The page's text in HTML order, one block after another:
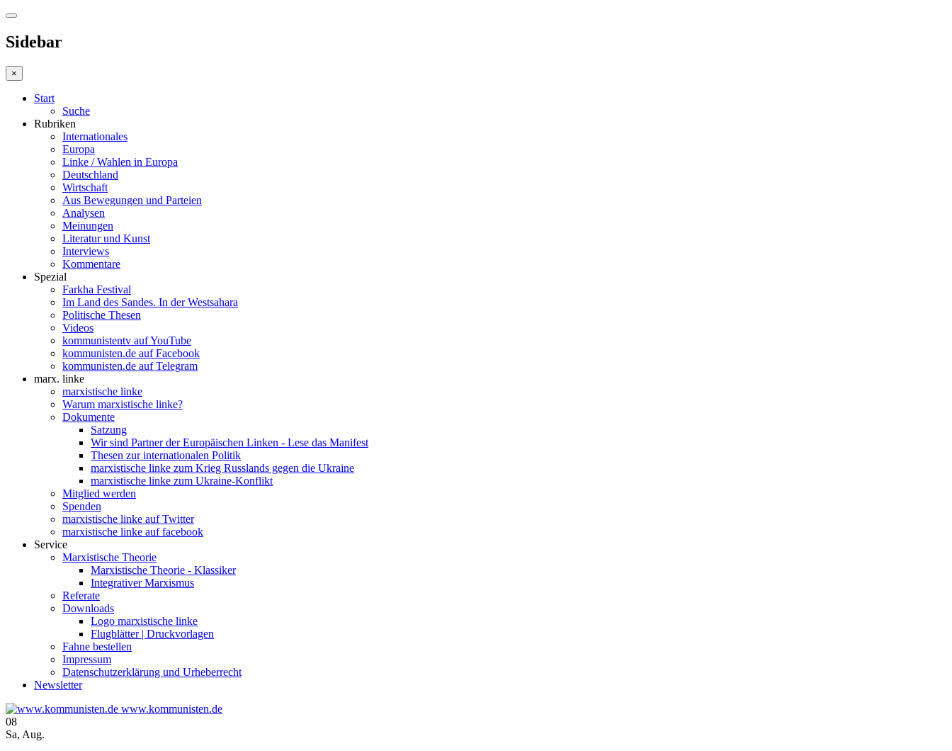
Sidebar
×
Start
Suche
Rubriken
Internationales
Europa
Linke / Wahlen in Europa
Deutschland
Wirtschaft
Aus Bewegungen und Parteien
Analysen
Meinungen
Literatur und Kunst
Interviews
Kommentare
Spezial
Farkha Festival
Im Land des Sandes. In der Westsahara
Politische Thesen
Videos
kommunistentv auf YouTube
kommunisten.de auf Facebook
kommunisten.de auf Telegram
marx. linke
marxistische linke
Warum marxistische linke?
Dokumente
Satzung
Wir sind Partner der Europäischen Linken - Lese das Manifest
Thesen zur internationalen Politik
marxistische linke zum Krieg Russlands gegen die Ukraine
marxistische linke zum Ukraine-Konflikt
Mitglied werden
Spenden
marxistische linke auf Twitter
marxistische linke auf facebook
Service
Marxistische Theorie
Marxistische Theorie - Klassiker
Integrativer Marxismus
Referate
Downloads
Logo marxistische linke
Flugblätter | Druckvorlagen
Fahne bestellen
Impressum
Datenschutzerklärung und Urheberrecht
Newsletter
www.kommunisten.de
08
Sa, Aug.